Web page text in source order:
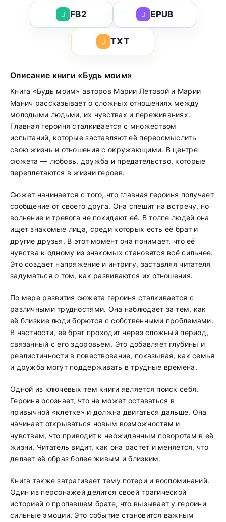
FB2 EPUB
TXT
Описание книги «Будь моим»
Книга «Будь моим» авторов Марии Летовой и Марии
Манич рассказывает о сложных отношениях между
молодыми людьми, их чувствах и переживаниях.
Главная героиня сталкивается с множеством
испытаний, которые заставляют её переосмыслить
свою жизнь и отношения с окружающими. В центре
сюжета — любовь, дружба и предательство, которые
переплетаются в жизни героев.
Сюжет начинается с того, что главная героиня получает
сообщение от своего друга. Она спешит на встречу, но
волнение и тревога не покидают её. В толпе людей она
ищет знакомые лица, среди которых есть её брат и
другие друзья. В этот момент она понимает, что её
чувства к одному из знакомых становятся всё сильнее.
Это создает напряжение и интригу, заставляя читателя
задуматься о том, как развиваются их отношения.
По мере развития сюжета героиня сталкивается с
различными трудностями. Она наблюдает за тем, как
её близкие люди борются с собственными проблемами.
В частности, её брат проходит через сложный период,
связанный с его здоровьем. Это добавляет глубины и
реалистичности в повествование, показывая, как семья
и дружба могут поддерживать в трудные времена.
Одной из ключевых тем книги является поиск себя.
Героиня осознает, что не может оставаться в
привычной «клетке» и должна двигаться дальше. Она
начинает открываться новым возможностям и
чувствам, что приводит к неожиданным поворотам в её
жизни. Читатель видит, как она растет и меняется, что
делает её образ более живым и близким.
Книга также затрагивает тему потери и воспоминаний.
Один из персонажей делится своей трагической
историей о пропавшем брате, что вызывает у героини
сильные эмоции. Это событие становится важным